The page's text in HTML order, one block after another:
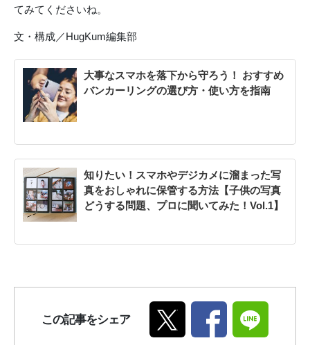
てみてくださいね。
文・構成／HugKum編集部
大事なスマホを落下から守ろう！ おすすめ
バンカーリングの選び方・使い方を指南
知りたい！スマホやデジカメに溜まった写
真をおしゃれに保管する方法【子供の写真
どうする問題、プロに聞いてみた！Vol.1】
この記事をシェア